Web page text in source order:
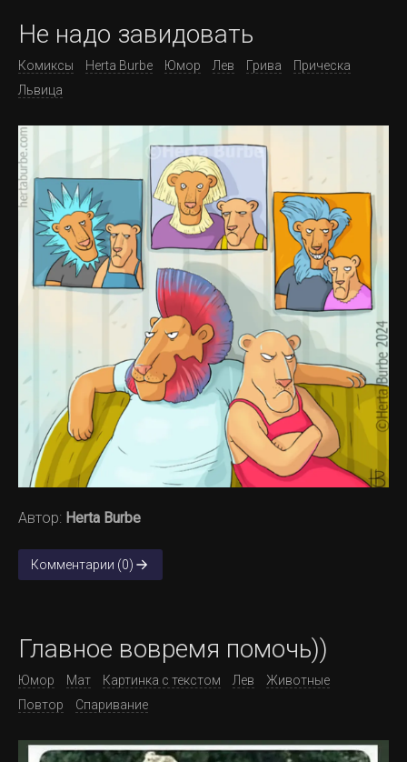
Не надо завидовать
Комиксы Herta Burbe Юмор Лев Грива
Прическа
Львица
Автор: Herta Burbe
Комментарии (0)
Главное вовремя помочь))
Юмор Мат Картинка с текстом Лев
Животные
Повтор
Спаривание